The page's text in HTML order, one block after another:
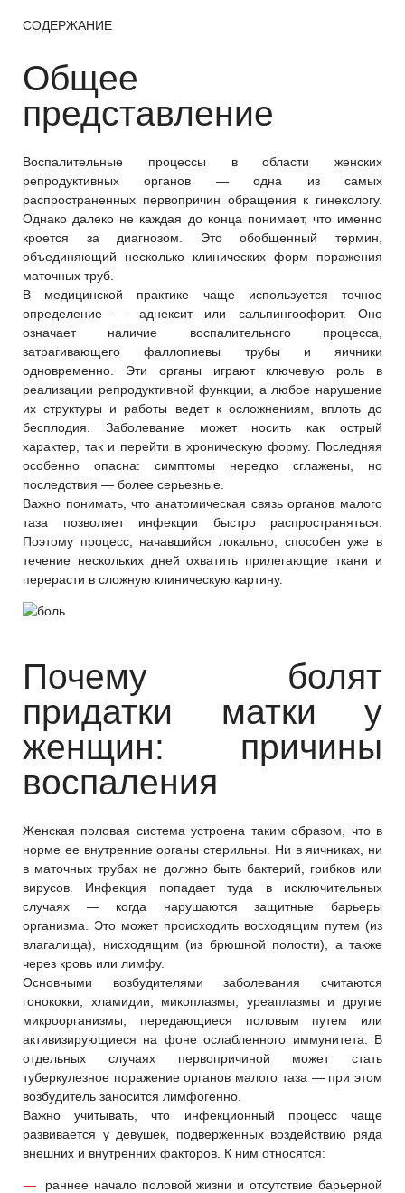
СОДЕРЖАНИЕ
Общее
представление
Воспалительные процессы в области женских
репродуктивных органов — одна из самых
распространенных первопричин обращения к гинекологу.
Однако далеко не каждая до конца понимает, что именно
кроется за диагнозом. Это обобщенный термин,
объединяющий несколько клинических форм поражения
маточных труб.
В медицинской практике чаще используется точное
определение — аднексит или сальпингоофорит. Оно
означает наличие воспалительного процесса,
затрагивающего фаллопиевы трубы и яичники
одновременно. Эти органы играют ключевую роль в
реализации репродуктивной функции, а любое нарушение
их структуры и работы ведет к осложнениям, вплоть до
бесплодия. Заболевание может носить как острый
характер, так и перейти в хроническую форму. Последняя
особенно опасна: симптомы нередко сглажены, но
последствия — более серьезные.
Важно понимать, что анатомическая связь органов малого
таза позволяет инфекции быстро распространяться.
Поэтому процесс, начавшийся локально, способен уже в
течение нескольких дней охватить прилегающие ткани и
перерасти в сложную клиническую картину.
Почему болят
придатки матки у
женщин: причины
воспаления
Женская половая система устроена таким образом, что в
норме ее внутренние органы стерильны. Ни в яичниках, ни
в маточных трубах не должно быть бактерий, грибков или
вирусов. Инфекция попадает туда в исключительных
случаях — когда нарушаются защитные барьеры
организма. Это может происходить восходящим путем (из
влагалища), нисходящим (из брюшной полости), а также
через кровь или лимфу.
Основными возбудителями заболевания считаются
гонококки, хламидии, микоплазмы, уреаплазмы и другие
микроорганизмы, передающиеся половым путем или
активизирующиеся на фоне ослабленного иммунитета. В
отдельных случаях первопричиной может стать
туберкулезное поражение органов малого таза — при этом
возбудитель заносится лимфогенно.
Важно учитывать, что инфекционный процесс чаще
развивается у девушек, подверженных воздействию ряда
внешних и внутренних факторов. К ним относятся:
раннее начало половой жизни и отсутствие барьерной